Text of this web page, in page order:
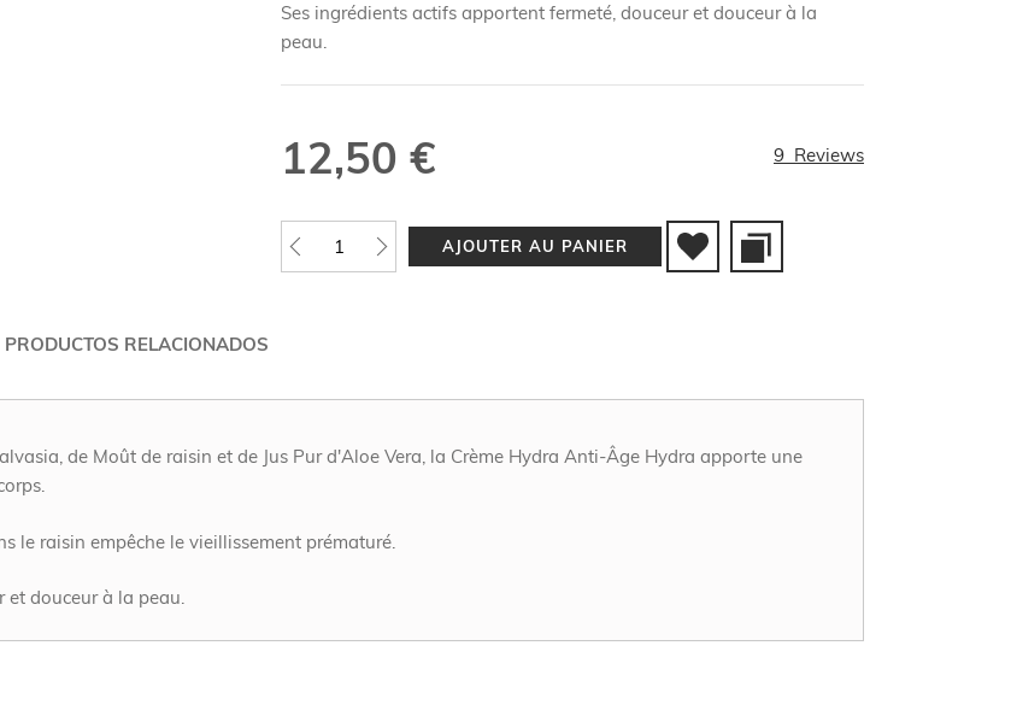
Ses ingrédients actifs apportent fermeté, douceur et douceur à la
peau.
12,50 € 9 Reviews
AJOUTER AU PANIER
de Moût de raisin et de Jus Pur d'Aloe Vera, la Crème Hydra Anti-Âge Hydra apporte une
le raisin empêche le vieillissement prématuré.
et douceur à la peau.
PRODUCTOS RELACIONADOS